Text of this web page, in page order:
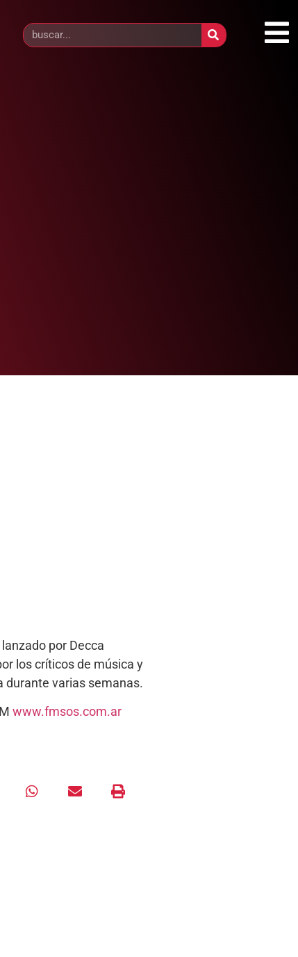
por Decca
los críticos de música y
durante varias semanas.
www.fmsos.com.ar